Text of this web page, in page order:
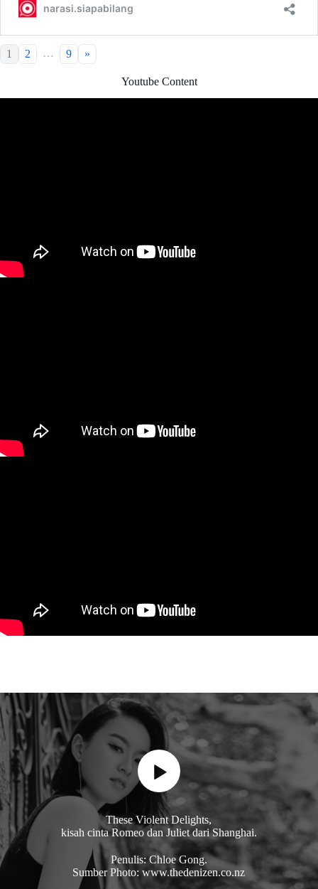
1 2 … 9 »
Youtube Content
These Violent Delights,
kisah cinta Romeo dan Juliet dari Shanghai.
Penulis: Chloe Gong.
Sumber Photo: www.thedenizen.co.nz